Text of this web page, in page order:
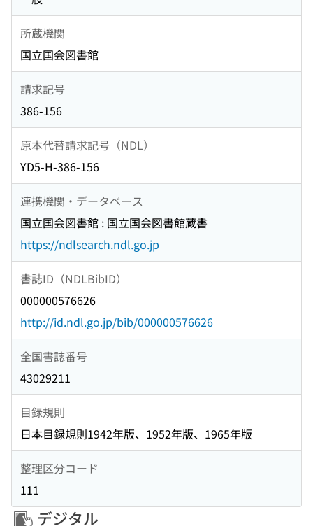
所蔵機関
国立国会図書館
請求記号
386-156
原本代替請求記号（NDL）
YD5-H-386-156
連携機関・データベース
国立国会図書館 : 国立国会図書館蔵書
https://ndlsearch.ndl.go.jp
書誌ID（NDLBibID）
000000576626
http://id.ndl.go.jp/bib/000000576626
全国書誌番号
43029211
目録規則
日本目録規則1942年版、1952年版、1965年版
整理区分コード
111
デジタル